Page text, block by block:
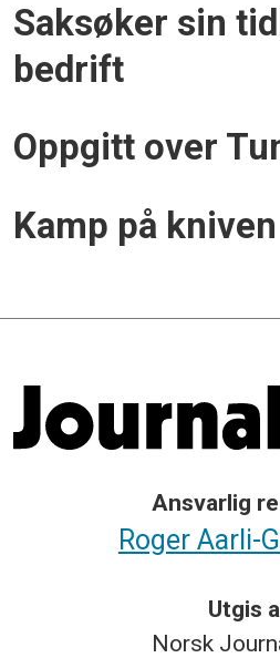
Saksøker sin
bedrift
Oppgitt over
Kamp på
Ansvarlig
Roger Aarli-
Utgis
Norsk